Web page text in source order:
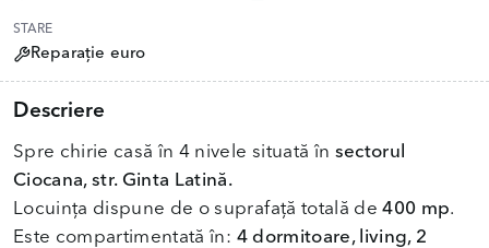
STARE
Reparație euro
Descriere
Spre chirie casă în 4 nivele situată în sectorul
Ciocana, str. Ginta Latină.
Locuința dispune de o suprafață totală de400 mp.
Este compartimentată în: 4 dormitoare, living, 2